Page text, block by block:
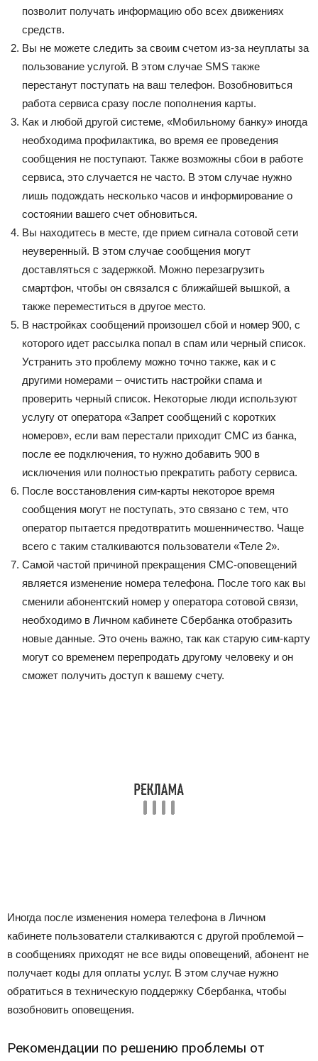
позволит получать информацию обо всех движениях
средств.
Вы не можете следить за своим счетом из-за неуплаты за
пользование услугой. В этом случае SMS также
перестанут поступать на ваш телефон. Возобновиться
работа сервиса сразу после пополнения карты.
Как и любой другой системе, «Мобильному банку» иногда
необходима профилактика, во время ее проведения
сообщения не поступают. Также возможны сбои в работе
сервиса, это случается не часто. В этом случае нужно
лишь подождать несколько часов и информирование о
состоянии вашего счет обновиться.
Вы находитесь в месте, где прием сигнала сотовой сети
неуверенный. В этом случае сообщения могут
доставляться с задержкой. Можно перезагрузить
смартфон, чтобы он связался с ближайшей вышкой, а
также переместиться в другое место.
В настройках сообщений произошел сбой и номер 900, с
которого идет рассылка попал в спам или черный список.
Устранить это проблему можно точно также, как и с
другими номерами – очистить настройки спама и
проверить черный список. Некоторые люди используют
услугу от оператора «Запрет сообщений с коротких
номеров», если вам перестали приходит СМС из банка,
после ее подключения, то нужно добавить 900 в
исключения или полностью прекратить работу сервиса.
После восстановления сим-карты некоторое время
сообщения могут не поступать, это связано с тем, что
оператор пытается предотвратить мошенничество. Чаще
всего с таким сталкиваются пользователи «Теле 2».
Самой частой причиной прекращения СМС-оповещений
является изменение номера телефона. После того как вы
сменили абонентский номер у оператора сотовой связи,
необходимо в Личном кабинете Сбербанка отобразить
новые данные. Это очень важно, так как старую сим-карту
могут со временем перепродать другому человеку и он
сможет получить доступ к вашему счету.
Иногда после изменения номера телефона в Личном
кабинете пользователи сталкиваются с другой проблемой –
в сообщениях приходят не все виды оповещений, абонент не
получает коды для оплаты услуг. В этом случае нужно
обратиться в техническую поддержку Сбербанка, чтобы
возобновить оповещения.
Рекомендации по решению проблемы от